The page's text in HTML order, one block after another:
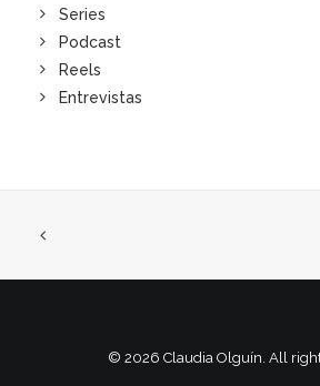
Series
Podcast
Reels
Entrevistas
© 2026 Claudia Olguín. All